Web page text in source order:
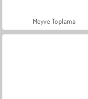
Meyve Toplama